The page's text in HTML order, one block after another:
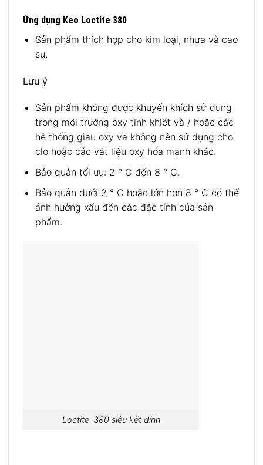
Ứng dụng Keo Loctite 380
Sản phẩm thích hợp cho kim loại, nhựa và cao
su.
Lưu ý
Sản phẩm không được khuyến khích sử dụng
trong môi trường oxy tinh khiết và / hoặc các
hệ thống giàu oxy và không nên sử dụng cho
clo hoặc các vật liệu oxy hóa mạnh khác.
Bảo quản tối ưu: 2 ° C đến 8 ° C.
Bảo quản dưới 2 ° C hoặc lớn hơn 8 ° C có thể
ảnh hưởng xấu đến các đặc tính của sản
phẩm.
Loctite-380 siêu kết dính